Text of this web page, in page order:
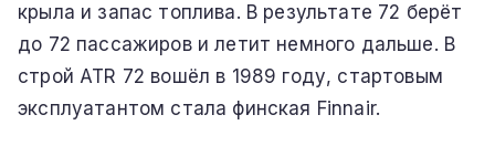
крыла и запас топлива. В результате 72 берёт
до 72 пассажиров и летит немного дальше. В
строй ATR 72 вошёл в 1989 году, стартовым
эксплуатантом стала финская Finnair.